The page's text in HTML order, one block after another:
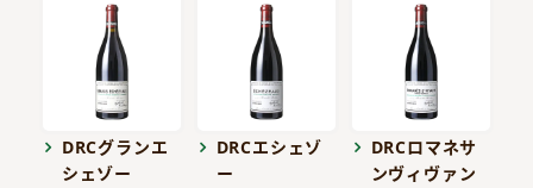
DRCグランエ
シェゾー
DRCエシェゾ
ー
DRCロマネサ
ンヴィヴァン